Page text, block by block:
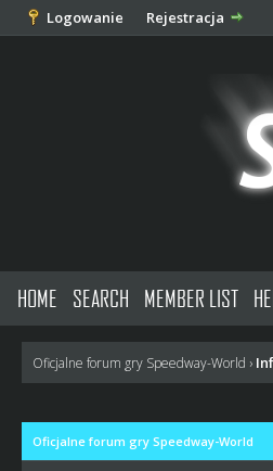
Logowanie Rejestracja
HOME SEARCH MEMBER LIST
Oficjalne forum gry Speedway-World ›
Oficjalne forum gry Speedway-World